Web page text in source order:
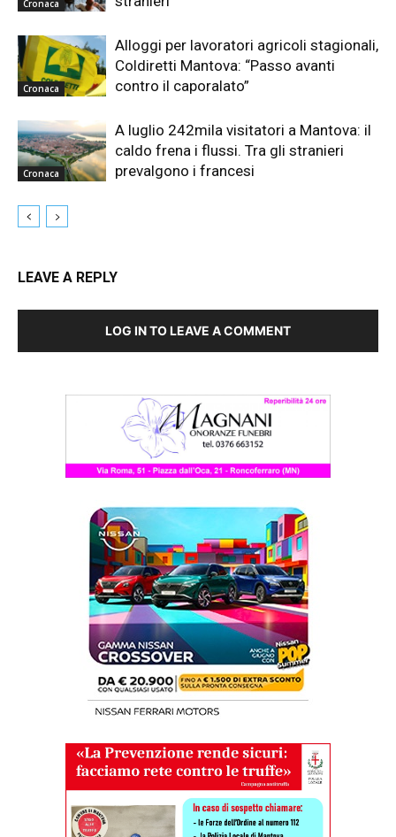
Cronaca
Cronaca
Alloggi per lavoratori agricoli stagionali,
Coldiretti Mantova: “Passo avanti
contro il caporalato”
Cronaca
A luglio 242mila visitatori a Mantova: il
caldo frena i flussi. Tra gli stranieri
prevalgono i francesi
LEAVE A REPLY
LOG IN TO LEAVE A COMMENT